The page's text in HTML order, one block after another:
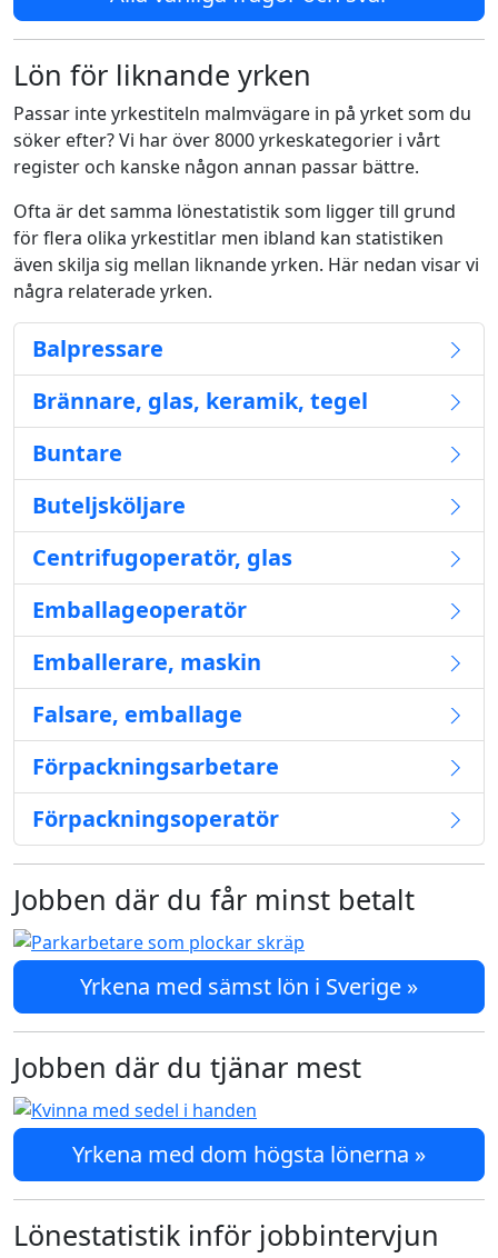
Lön för liknande yrken
Passar inte yrkestiteln malmvägare in på yrket som du
söker efter? Vi har över 8000 yrkeskategorier i vårt
register och kanske någon annan passar bättre.
Ofta är det samma lönestatistik som ligger till grund
för flera olika yrkestitlar men ibland kan statistiken
även skilja sig mellan liknande yrken. Här nedan visar vi
några relaterade yrken.
Balpressare
Brännare, glas, keramik, tegel
Buntare
Buteljsköljare
Centrifugoperatör, glas
Emballageoperatör
Emballerare, maskin
Falsare, emballage
Förpackningsarbetare
Förpackningsoperatör
Jobben där du får minst betalt
Yrkena med sämst lön i Sverige »
Jobben där du tjänar mest
Yrkena med dom högsta lönerna »
Lönestatistik inför jobbintervjun